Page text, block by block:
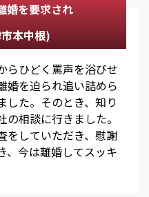
婚を要求され
本中根)
らひどく罵声を浴びせ
婚を迫られ追い詰めら
した。そのとき、知り
の相談に行きました。
をしていただき、慰謝
、今は離婚してスッキ